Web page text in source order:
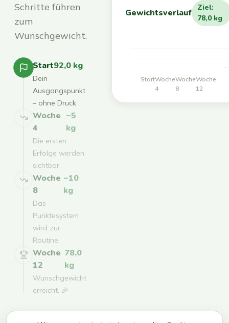
Schritte führen
zum
Wunschgewicht.
Start92,0 kg
Dein
Ausgangspunkt
– ohne Druck.
Woche
4
−5
kg
Die ersten
Erfolge werden
sichtbar.
Woche
8
−10
kg
Das
Punktesystem
wird zur
Routine.
Woche
12
78,0
kg
Wunschgewicht
erreicht. 🎉
Gewichtsverlauf
Ziel:
78,0 kg
StartWoche
4
Woche
8
Woche
12